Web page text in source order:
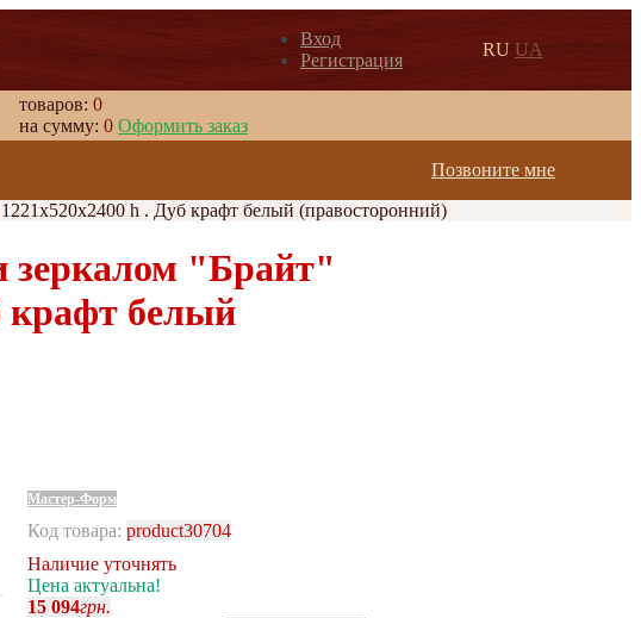
Вход
Регистрация
RU UA
товаров: 0
на сумму: 0 Оформить заказ
Позвоните мне
h . Дуб крафт белый (правосторонний)
зеркалом "Брайт"
крафт белый
Мастер-Форм
Код товара: product30704
Наличие уточнять
Цена актуальна!
15 094грн.